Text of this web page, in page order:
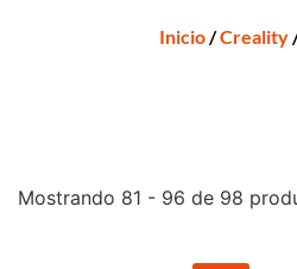
Inicio/Creality
Mostrando 81 - 96 de 98